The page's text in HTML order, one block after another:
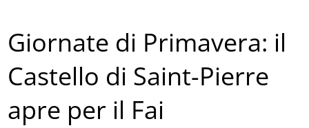
Giornate di Primavera: il
Castello di Saint-Pierre
apre per il Fai